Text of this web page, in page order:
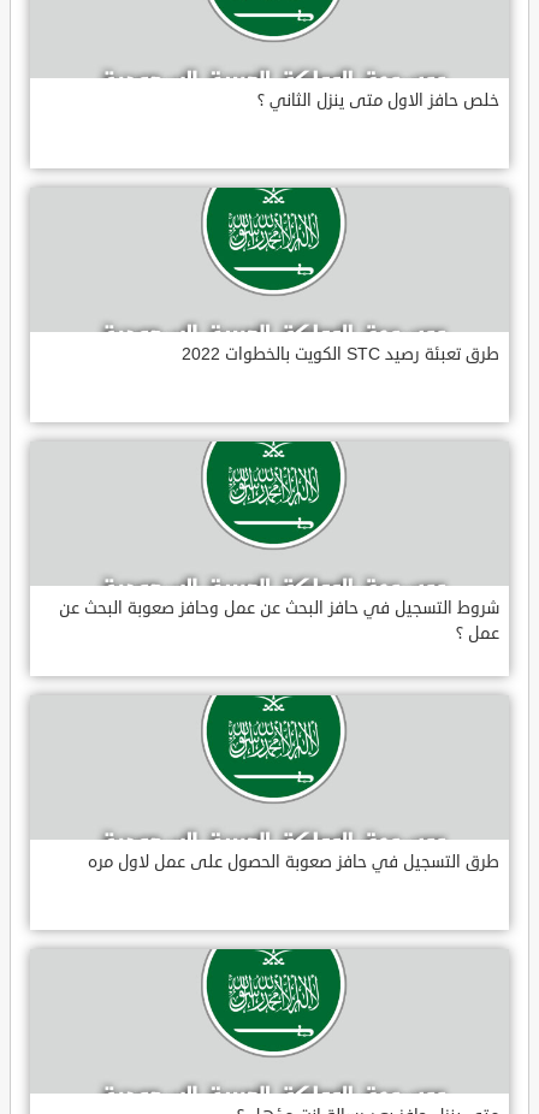
خلص حافز الاول متى ينزل الثاني ؟
طرق تعبئة رصيد STC الكويت بالخطوات 2022
شروط التسجيل في حافز البحث عن عمل وحافز صعوبة البحث عن
عمل ؟
طرق التسجيل في حافز صعوبة الحصول على عمل لاول مره